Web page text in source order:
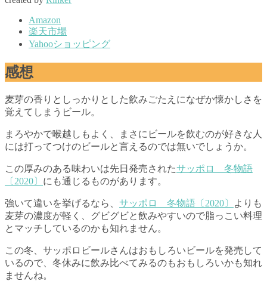
Amazon
楽天市場
Yahooショッピング
感想
麦芽の香りとしっかりとした飲みごたえになぜか懐かしさを
覚えてしまうビール。
まろやかで喉越しもよく、まさにビールを飲むのが好きな人
には打ってつけのビールと言えるのでは無いでしょうか。
この厚みのある味わいは先日発売されたサッポロ 冬物語
〔2020〕 にも通じるものがあります。
強いて違いを挙げるなら、 サッポロ 冬物語〔2020〕
よりも
麦芽の濃度が軽く、グビグビと飲みやすいので脂っこい料理
とマッチしているのかも知れません。
この冬、サッポロビールさんはおもしろいビールを発売して
いるので、冬休みに飲み比べてみるのもおもしろいかも知れ
ませんね。